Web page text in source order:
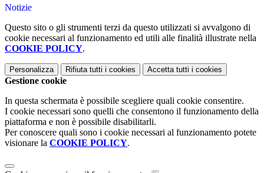
Notizie
Questo sito o gli strumenti terzi da questo utilizzati si avvalgono di
cookie necessari al funzionamento ed utili alle finalità illustrate nella
COOKIE POLICY.
Personalizza Rifiuta tutti i cookies Accetta tutti i cookies
Gestione cookie
In questa schermata è possibile scegliere quali cookie consentire.
I cookie necessari sono quelli che consentono il funzionamento della
piattaforma e non è possibile disabilitarli.
Per conoscere quali sono i cookie necessari al funzionamento potete
visionare la COOKIE POLICY.